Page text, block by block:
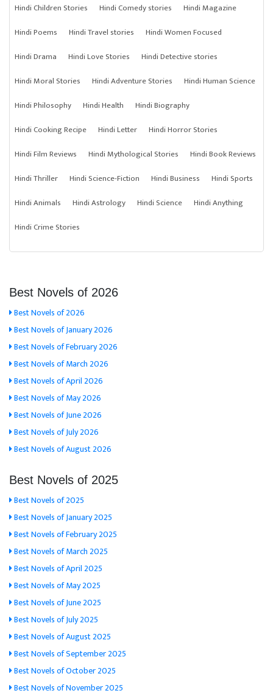
Hindi Children Stories
Hindi Comedy stories
Hindi Magazine
Hindi Poems
Hindi Travel stories
Hindi Women Focused
Hindi Drama
Hindi Love Stories
Hindi Detective stories
Hindi Moral Stories
Hindi Adventure Stories
Hindi Human Science
Hindi Philosophy
Hindi Health
Hindi Biography
Hindi Cooking Recipe
Hindi Letter
Hindi Horror Stories
Hindi Film Reviews
Hindi Mythological Stories
Hindi Book Reviews
Hindi Thriller
Hindi Science-Fiction Hindi Business
Hindi Sports
Hindi Animals
Hindi Astrology Hindi Science
Hindi Anything
Hindi Crime Stories
Best Novels of 2026
Best Novels of 2026
Best Novels of January 2026
Best Novels of February 2026
Best Novels of March 2026
Best Novels of April 2026
Best Novels of May 2026
Best Novels of June 2026
Best Novels of July 2026
Best Novels of August 2026
Best Novels of 2025
Best Novels of 2025
Best Novels of January 2025
Best Novels of February 2025
Best Novels of March 2025
Best Novels of April 2025
Best Novels of May 2025
Best Novels of June 2025
Best Novels of July 2025
Best Novels of August 2025
Best Novels of September 2025
Best Novels of October 2025
Best Novels of November 2025